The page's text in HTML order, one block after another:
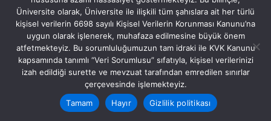
Üniversite olarak, Üniversite ile ilişkili tüm şahıslara ait her türlü
kişisel verilerin 6698 sayılı Kişisel Verilerin Korunması Kanunu’na
uygun olarak işlenerek, muhafaza edilmesine büyük önem
atfetmekteyiz. Bu sorumluluğumuzun tam idraki ile KVK Kanunu
kapsamında tanımlı “Veri Sorumlusu” sıfatıyla, kişisel verilerinizi
izah edildiği surette ve mevzuat tarafından emredilen sınırlar
çerçevesinde işlemekteyiz.
Tamam
Hayır Gizlilik politikası